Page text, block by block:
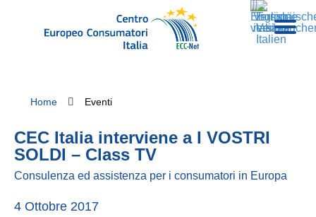
Home Eventi
CEC Italia interviene a I VOSTRI
SOLDI – Class TV
Consulenza ed assistenza per i consumatori in Europa
4 Ottobre 2017